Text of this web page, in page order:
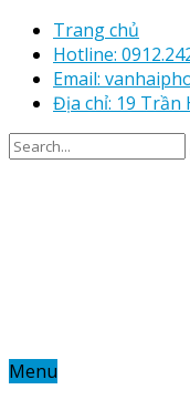
Trang chủ
Hotline:
Email:
Địa chỉ: 19 Trần
Menu